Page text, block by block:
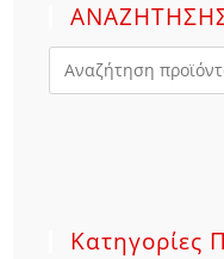
Κατηγορίες